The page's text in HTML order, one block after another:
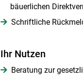
bäuerlichen
Schriftliche
Ihr Nutzen
Beratung zur